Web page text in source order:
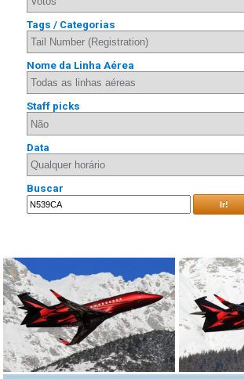
Tags / Categorias
Nome da Linha Aérea
Staff picks
Data
Buscar
Ir!